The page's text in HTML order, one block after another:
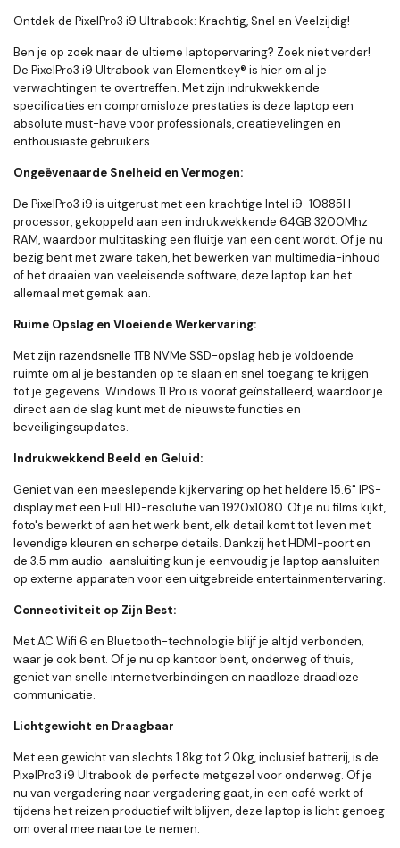
Ontdek de PixelPro3 i9 Ultrabook: Krachtig, Snel en Veelzijdig!
Ben je op zoek naar de ultieme laptopervaring? Zoek niet verder!
De PixelPro3 i9 Ultrabook van Elementkey® is hier om al je
verwachtingen te overtreffen. Met zijn indrukwekkende
specificaties en compromisloze prestaties is deze laptop een
absolute must-have voor professionals, creatievelingen en
enthousiaste gebruikers.
Ongeëvenaarde Snelheid en Vermogen:
De PixelPro3 i9 is uitgerust met een krachtige Intel i9-10885H
processor, gekoppeld aan een indrukwekkende 64GB 3200Mhz
RAM, waardoor multitasking een fluitje van een cent wordt. Of je nu
bezig bent met zware taken, het bewerken van multimedia-inhoud
of het draaien van veeleisende software, deze laptop kan het
allemaal met gemak aan.
Ruime Opslag en Vloeiende Werkervaring:
Met zijn razendsnelle 1TB NVMe SSD-opslag heb je voldoende
ruimte om al je bestanden op te slaan en snel toegang te krijgen
tot je gegevens. Windows 11 Pro is vooraf geïnstalleerd, waardoor je
direct aan de slag kunt met de nieuwste functies en
beveiligingsupdates.
Indrukwekkend Beeld en Geluid:
Geniet van een meeslepende kijkervaring op het heldere 15.6" IPS-
display met een Full HD-resolutie van 1920x1080. Of je nu films kijkt,
foto's bewerkt of aan het werk bent, elk detail komt tot leven met
levendige kleuren en scherpe details. Dankzij het HDMI-poort en
de 3.5 mm audio-aansluiting kun je eenvoudig je laptop aansluiten
op externe apparaten voor een uitgebreide entertainmentervaring.
Connectiviteit op Zijn Best:
Met AC Wifi 6 en Bluetooth-technologie blijf je altijd verbonden,
waar je ook bent. Of je nu op kantoor bent, onderweg of thuis,
geniet van snelle internetverbindingen en naadloze draadloze
communicatie.
Lichtgewicht en Draagbaar
Met een gewicht van slechts 1.8kg tot 2.0kg, inclusief batterij, is de
PixelPro3 i9 Ultrabook de perfecte metgezel voor onderweg. Of je
nu van vergadering naar vergadering gaat, in een café werkt of
tijdens het reizen productief wilt blijven, deze laptop is licht genoeg
om overal mee naartoe te nemen.